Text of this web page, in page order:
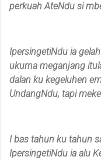
perkuah AteNdu si
IpersingetiNdu ia
ukurna meganjang
dalan ku kegeluhen
UndangNdu, tapi
I bas tahun ku tahun
IpersingetiNdu ia alu